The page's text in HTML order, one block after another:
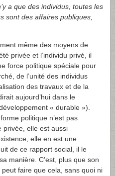
a que des individus, toutes les
sont des affaires publiques,
même des moyens de
privée et l’individu privé, il
force politique spéciale pour
de l’unité des individus
des travaux et de la
aujourd’hui dans le
« durable »).
politique n’est pas
privée, elle est aussi
elle en est une
de ce rapport social, il le
manière. C’est, plus que son
faire que cela, sans quoi ni